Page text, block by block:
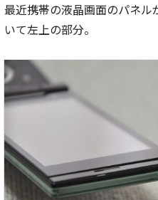
最近携帯の液晶画面のパネ
いて左上の部分。